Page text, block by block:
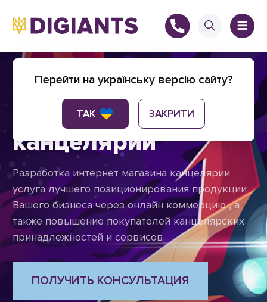
Создание интернет
магазина
канцелярии
Разработка интернет магазина канцелярии
услуга лучшего позиционирования продукции
Вашего бизнеса через онлайн коммерцию , а
также повышение покупателей канцелярских
принадлежностей и сервисов.
ПОЛУЧИТЬ КОНСУЛЬТАЦИЯ
+
Перейти на українську версію сайту?
ЗАКРИТИ
ТАК